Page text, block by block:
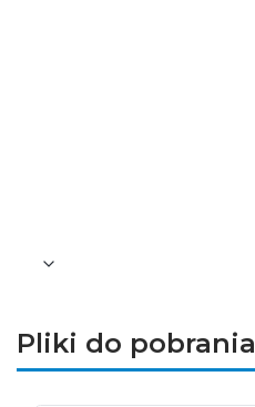
Pliki do pobrania